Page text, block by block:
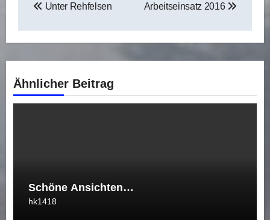
Unter Rehfelsen Arbeitseinsatz 2016
Ähnlicher Beitrag
Schöne Ansichten…
hk1418